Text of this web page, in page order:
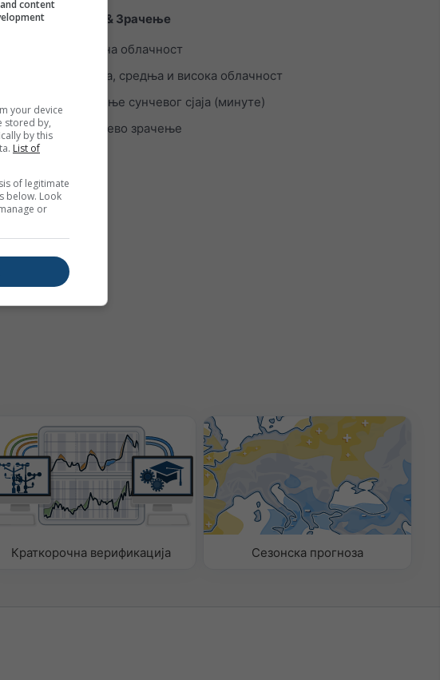
Облаци & Зрачење
Укупна облачност
Ниска, средња и висока облачност
Трајање сунчевог сјаја (минуте)
Сунчево зрачење
Краткорочна верификација Сезонска прогноза
content
your device
stored by,
by this
List of
of legitimate
below. Look
or